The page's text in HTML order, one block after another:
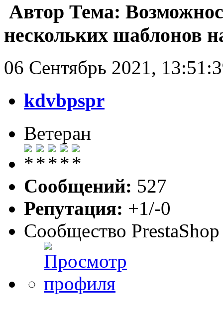
Автор Тема:
нескольких шаблонов
06 Сентябрь 2021,
kdvbpspr
Ветеран
Сообщений: 527
Репутация: +1/-0
Сообщество PrestaShop